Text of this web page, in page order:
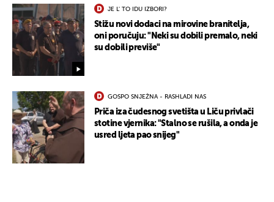
JE L' TO IDU IZBORI?
Stižu novi dodaci na mirovine branitelja,
oni poručuju: "Neki su dobili premalo, neki
su dobili previše"
GOSPO SNJEŽNA - RASHLADI NAS
Priča iza čudesnog svetišta u Liču privlači
stotine vjernika: "Stalno se rušila, a onda je
usred ljeta pao snijeg"